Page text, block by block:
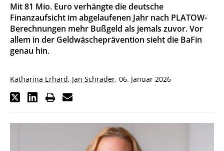
Mit 81 Mio. Euro verhängte die deutsche
Finanzaufsicht im abgelaufenen Jahr nach PLATOW-
Berechnungen mehr Bußgeld als jemals zuvor. Vor
allem in der Geldwäscheprävention sieht die BaFin
genau hin.
Katharina Erhard, Jan Schrader, 06. Januar 2026